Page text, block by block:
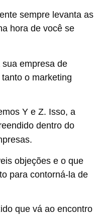
sempre levanta as
hora de você se
sua empresa de
o marketing
Y e Z. Isso, a
dentro do
objeções e o que
para contorná-la de
que vá ao encontro